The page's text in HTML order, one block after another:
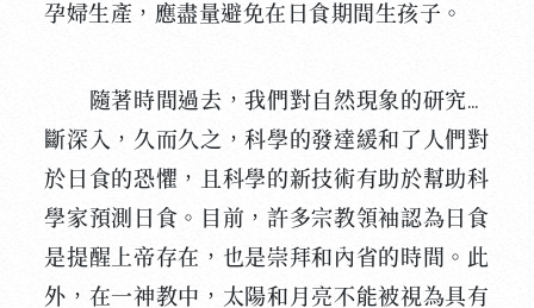
孕婦生產，應盡量避免在日食期間生孩子。
隨著時間過去，我們對自然現象的研究不
斷深入，久而久之，科學的發達緩和了人們對
於日食的恐懼，且科學的新技術有助於幫助科
學家預測日食。目前，許多宗教領袖認為日食
是提醒上帝存在，也是崇拜和內省的時間。此
外，在一神教中，太陽和月亮不能被視為具有